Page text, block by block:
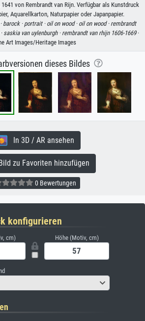
von Rembrandt van Rijn. Verfügbar als Kunstdruck
Aquarellkarton, Naturpapier oder Japanpapier.
barock · portrait · oil on wood · oil on wood · rembrandt
saskia van uylenburgh · rembrandt van rhijn 1606-1669·
Art Images/Heritage Images
dieses Bildes
In 3D / AR ansehen
zu Favoriten hinzufügen
0 Bewertungen
konfigurieren
cm) Höhe (Motiv, cm)